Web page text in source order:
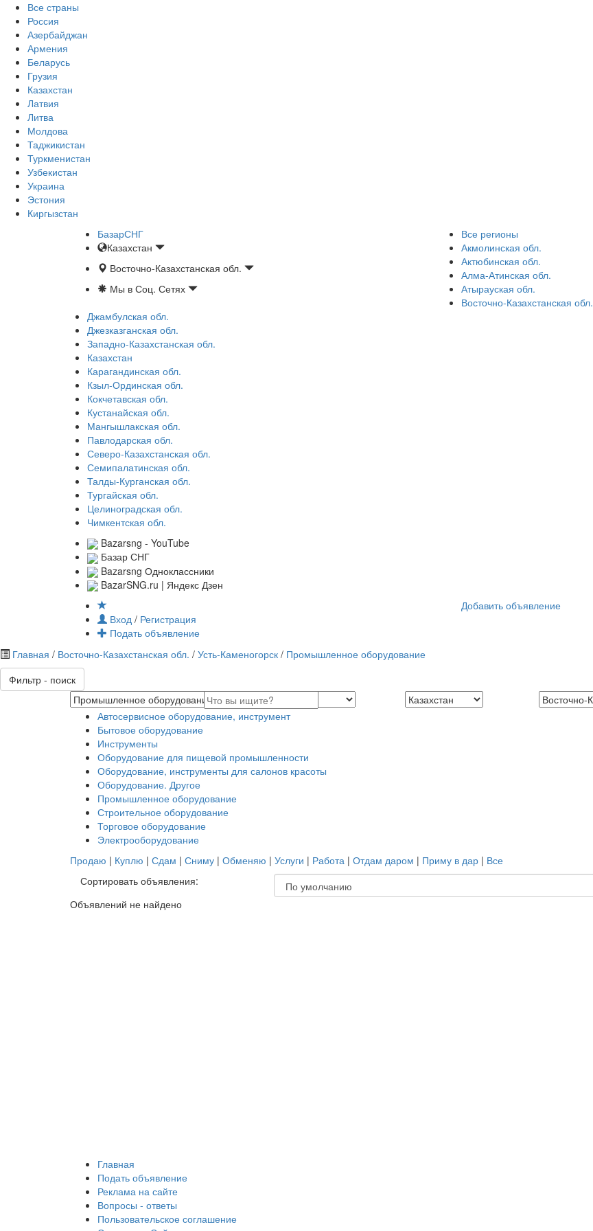
Все страны
Россия
Азербайджан
Армения
Беларусь
Грузия
Казахстан
Латвия
Литва
Молдова
Таджикистан
Туркменистан
Узбекистан
Украина
Эстония
Киргызстан
БазарСНГ
Казахстан
Восточно-Казахстанская обл.
Мы в Соц. Сетях
Все регионы
Акмолинская обл.
Актюбинская обл.
Алма-Атинская обл.
Атырауская обл.
Восточно-Казахстанская обл.
Джамбулская обл.
Джезказганская обл.
Западно-Казахстанская обл.
Казахстан
Карагандинская обл.
Кзыл-Ординская обл.
Кокчетавская обл.
Кустанайская обл.
Мангышлакская обл.
Павлодарская обл.
Северо-Казахстанская обл.
Семипалатинская обл.
Талды-Курганская обл.
Тургайская обл.
Целиноградская обл.
Чимкентская обл.
Bazarsng - YouTube
Базар СНГ
Bazarsng Одноклассники
BazarSNG.ru | Яндекс Дзен
Вход / Регистрация
Подать объявление
Добавить объявление
Главная / Восточно-Казахстанская обл. / Усть-Каменогорск / Промышленное оборудование
Фильтр - поиск
Автосервисное оборудование, инструмент
Бытовое оборудование
Инструменты
Оборудование для пищевой промышленности
Оборудование, инструменты для салонов красоты
Оборудование. Другое
Промышленное оборудование
Строительное оборудование
Торговое оборудование
Электрооборудование
Продаю | Куплю | Сдам | Сниму | Обменяю | Услуги | Работа | Отдам даром | Приму в дар | Все
Сортировать объявления:
Объявлений не найдено
Главная
Подать объявление
Реклама на сайте
Вопросы - ответы
Пользовательское соглашение